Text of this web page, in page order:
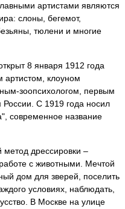
артистами являются
слоны, бегемот,
тюлени и многие
8 января 1912 года
клоуном
зоопсихологом, первым
С 1919 года носил
современное название
метод дрессировки –
с животными. Мечтой
дом для зверей, поселить
условиях, наблюдать,
В Москве на улице